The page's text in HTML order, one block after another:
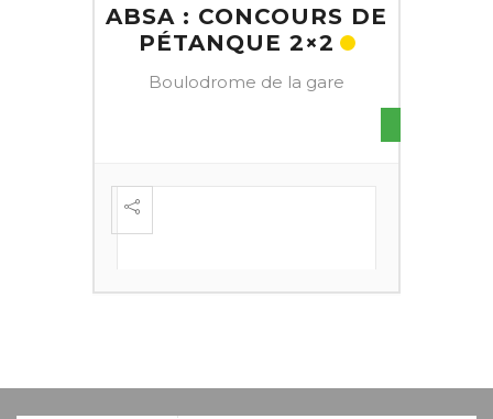
ABSA : CONCOURS DE
PÉTANQUE 2×2
Boulodrome de la gare